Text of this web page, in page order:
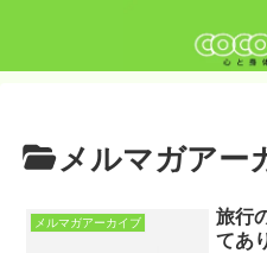
メルマガアー
メルマガアーカイブ
旅行
てあ